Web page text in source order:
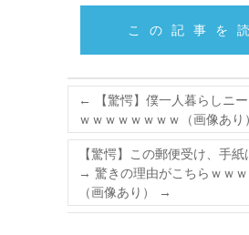
この記事を
←
【驚愕】僕一人暮らしニ
ｗｗｗｗｗｗｗｗ（画像あり）
【驚愕】この郵便受け、手
→ 驚きの理由がこちらｗｗ
（画像あり）
→